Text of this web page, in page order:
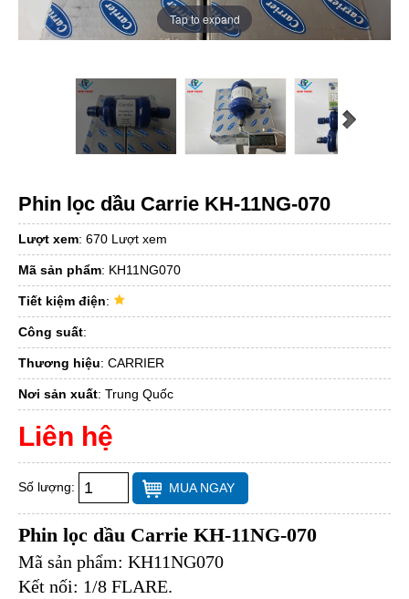
Tap to expand
Phin lọc dầu Carrie KH-11NG-070
Lượt xem: 670 Lượt xem
Mã sản phẩm: KH11NG070
Tiết kiệm điện:
Công suất:
Thương hiệu: CARRIER
Nơi sản xuất: Trung Quốc
Liên hệ
Số lượng: MUA NGAY
Phin lọc dầu Carrie KH-11NG-070
Mã sản phẩm: KH11NG070
Kết nối: 1/8 FLARE.